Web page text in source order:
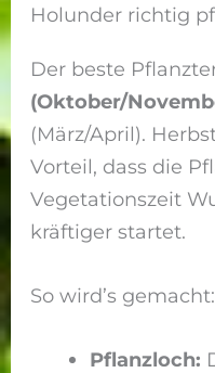
Holunder richtig
Der beste
(Oktober/
(März/April).
Vorteil, dass die
Vegetationszeit
kräftiger startet.
So wird’s gemacht:
Pflanzloch: